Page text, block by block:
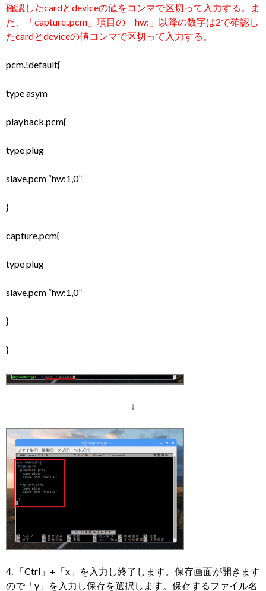
確認したcardとdeviceの値をコンマで区切って入力する。ま
た、「capture..pcm」項目の「hw:」以降の数字は2で確認し
たcardとdeviceの値コンマで区切って入力する。
pcm.!default{
type asym
playback.pcm{
type plug
slave.pcm “hw:1,0”
}
capture.pcm{
type plug
slave.pcm “hw:1,0”
}
}
↓
4. 「Ctrl」+「x」を入力し終了します。保存画面が開きます
ので「y」を入力し保存を選択します。保存するファイル名